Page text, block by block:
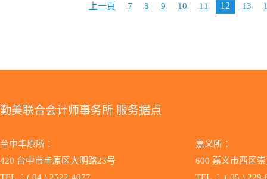
上一頁 7 8 9 10 11 12 13
勤美联合会计师事务所 服务据点
台中丰原所：
420 台中市丰原区大明路23号
嘉义所：
600 嘉义市西区